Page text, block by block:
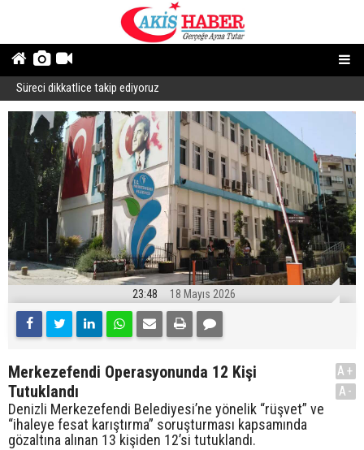
Süreci dikkatlice takip ediyoruz
23:48 18 Mayıs 2026
Merkezefendi Operasyonunda 12 Kişi
Tutuklandı
Denizli Merkezefendi Belediyesi’ne yönelik “rüşvet” ve
“ihaleye fesat karıştırma” soruşturması kapsamında
gözaltına alınan 13 kişiden 12’si tutuklandı.
A+
A-